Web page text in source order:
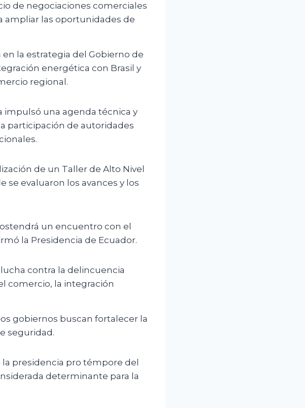
de negociaciones comerciales
ampliar las oportunidades de
la estrategia del Gobierno de
energética con Brasil y
regional.
impulsó una agenda técnica y
participación de autoridades
de un Taller de Alto Nivel
se evaluaron los avances y los
un encuentro con el
la Presidencia de Ecuador.
contra la delincuencia
comercio, la integración
gobiernos buscan fortalecer la
seguridad.
presidencia pro témpore del
determinante para la